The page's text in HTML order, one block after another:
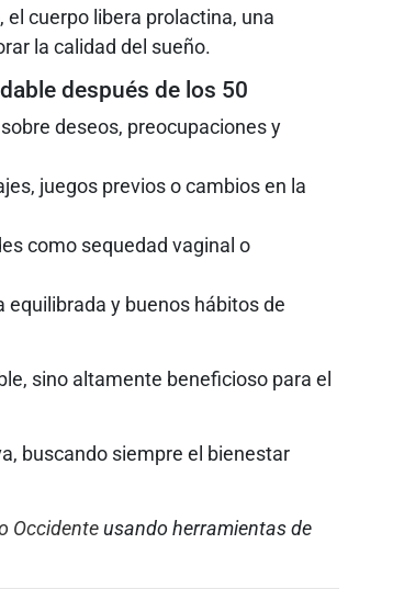
el cuerpo libera prolactina, una
la calidad del sueño.
después de los 50
deseos, preocupaciones y
juegos previos o cambios en la
como sequedad vaginal o
equilibrada y buenos hábitos de
sino altamente beneficioso para el
buscando siempre el bienestar
Occidenteusando herramientas de